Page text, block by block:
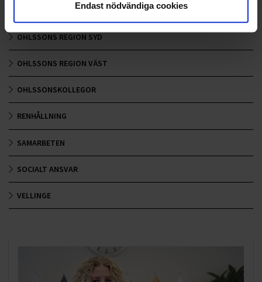
Endast nödvändiga cookies
OHLSSONS REGION MITT
OHLSSONS REGION SYD
OHLSSONS REGION VÄST
OHLSSONSKOLLEGOR
RENHÅLLNING
SAMARBETEN
SOCIALT ANSVAR
VELLINGE